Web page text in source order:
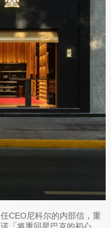
CEO尼科尔的内部信，重